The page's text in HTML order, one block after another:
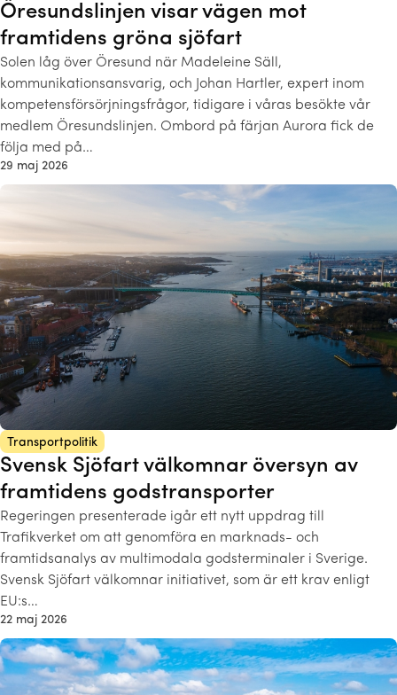
Öresundslinjen visar vägen mot
framtidens gröna sjöfart
Solen låg över Öresund när Madeleine Säll,
kommunikationsansvarig, och Johan Hartler, expert inom
kompetensförsörjningsfrågor, tidigare i våras besökte vår
medlem Öresundslinjen. Ombord på färjan Aurora fick de
följa med på…
29 maj 2026
Transportpolitik
Svensk Sjöfart välkomnar översyn av
framtidens godstransporter
Regeringen presenterade igår ett nytt uppdrag till
Trafikverket om att genomföra en marknads- och
framtidsanalys av multimodala godsterminaler i Sverige.
Svensk Sjöfart välkomnar initiativet, som är ett krav enligt
EU:s…
22 maj 2026